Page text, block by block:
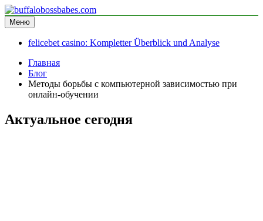
Перейти
к
содержимому
buffalobossbabes.com
информационный сайт
Меню
felicebet casino: Kompletter Überblick und Analyse
Главная
Блог
Методы борьбы с компьютерной зависимостью при
онлайн-обучении
Актуальное сегодня